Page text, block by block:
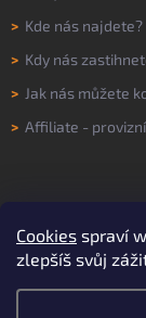
Cookies spraví
zlepšíš svůj
> Kde nás najdete?
> Kdy nás
> Jak nás můžete
> Affiliate -